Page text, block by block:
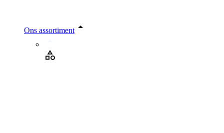
Ons assortiment